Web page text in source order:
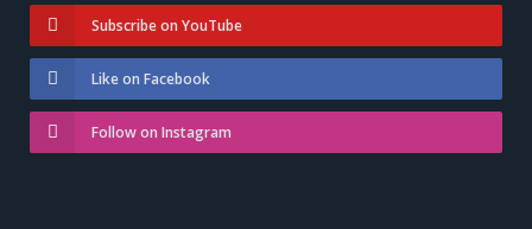
Subscribe on YouTube
Like on Facebook
Follow on Instagram